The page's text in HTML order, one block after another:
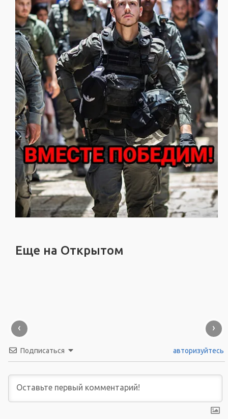
Еще на Открытом
‹ ›
Подписаться авторизуйтесь